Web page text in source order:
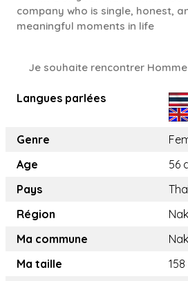
company who is single, honest,
meaningful moments in life
Je souhaite rencontrer
Langues parlées
Genre
Age
56
Pays
Région
Ma commune
Ma taille